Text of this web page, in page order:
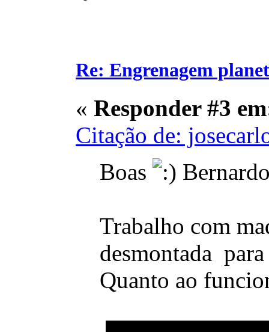
Re: Engrenagem
« Responder #3
Citação de:
Boas
Trabalho com
desmontada
Quanto ao